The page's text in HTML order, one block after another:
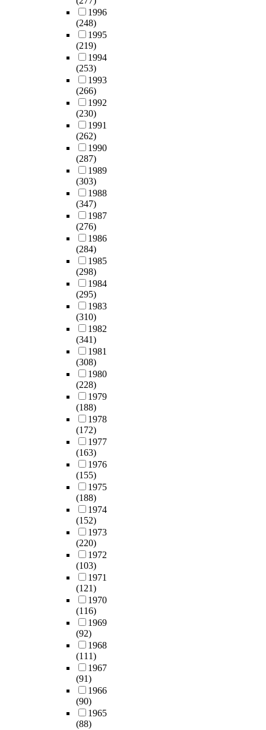
1996
(248)
1995
(219)
1994
(253)
1993
(266)
1992
(230)
1991
(262)
1990
(287)
1989
(303)
1988
(347)
1987
(276)
1986
(284)
1985
(298)
1984
(295)
1983
(310)
1982
(341)
1981
(308)
1980
(228)
1979
(188)
1978
(172)
1977
(163)
1976
(155)
1975
(188)
1974
(152)
1973
(220)
1972
(103)
1971
(121)
1970
(116)
1969
(92)
1968
(111)
1967
(91)
1966
(90)
1965
(88)